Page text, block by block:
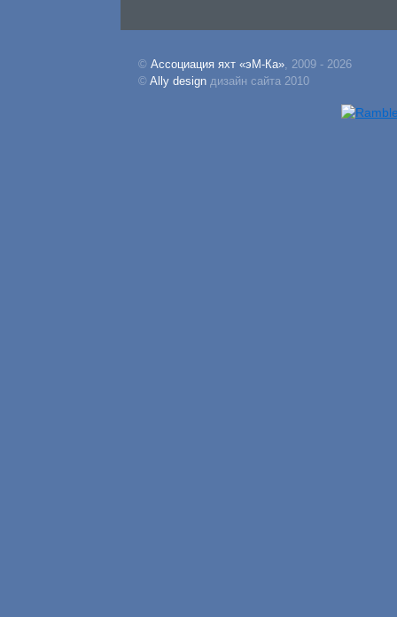
© Ассоциация яхт «эМ-Ка», 2009 - 2026
© Ally design дизайн сайта 2010